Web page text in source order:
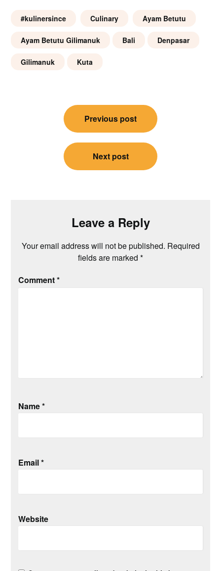
#kulinersince Culinary Ayam Betutu
Ayam Betutu Gilimanuk Bali Denpasar
Gilimanuk Kuta
navigation
Previous post
Next post
Leave a Reply
Your email address will not be published. Required
fields are marked *
Comment*
Name*
Email*
Website